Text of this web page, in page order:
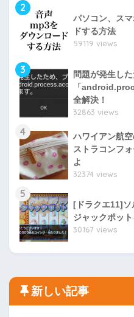
2
パソコン、ス
ドする方法
59119 views
3
問題が発生し
「
全解決！
32863 views
4
ハワイアン航
ストラコンフ
よ
32374 views
5
[ドラクエ11]
ジャックポッ
30167 views
新しい記事